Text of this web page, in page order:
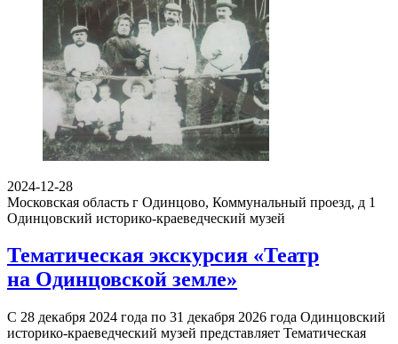
2024-12-28
Московская область г Одинцово, Коммунальный проезд, д 1
Одинцовский историко-краеведческий музей
Тематическая экскурсия «Театр
на Одинцовской земле»
С 28 декабря 2024 года по 31 декабря 2026 года Одинцовский
историко-краеведческий музей представляет Тематическая